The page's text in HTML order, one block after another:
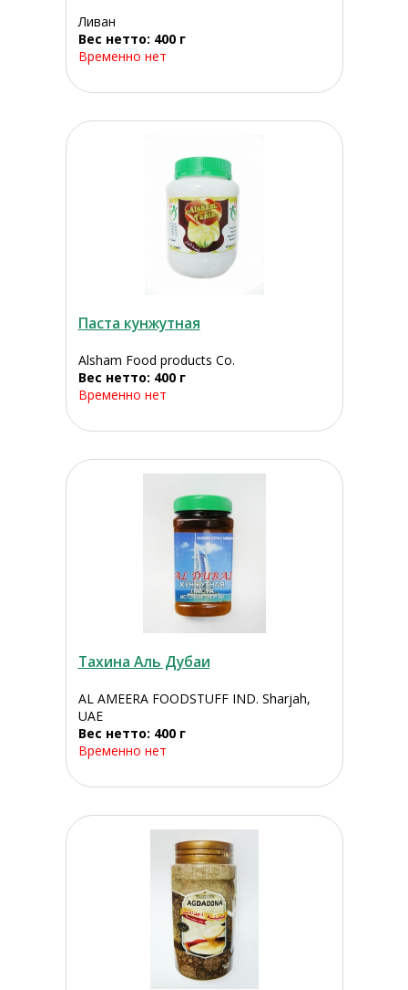
Ливан
Вес нетто: 400 г
Временно нет
Паста кунжутная
Alsham Food products Co.
Вес нетто: 400 г
Временно нет
Тахина Аль Дубаи
AL AMEERA FOODSTUFF IND. Sharjah,
UAE
Вес нетто: 400 г
Временно нет